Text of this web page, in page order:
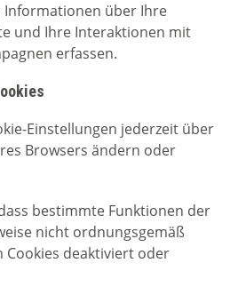
Informationen über Ihre
und Ihre Interaktionen mit
erfassen.
Einstellungen jederzeit über
Browsers ändern oder
bestimmte Funktionen der
nicht ordnungsgemäß
deaktiviert oder